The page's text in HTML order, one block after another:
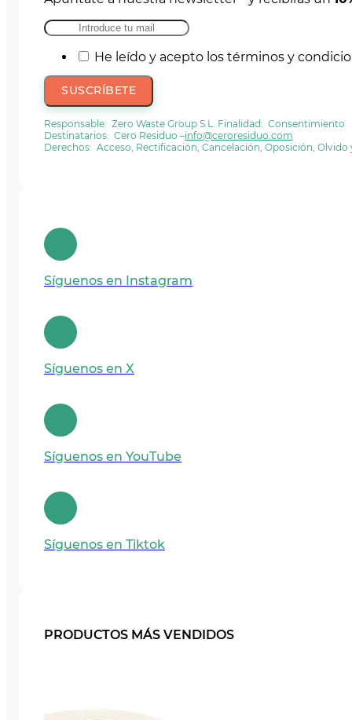
He leído y acepto los términos y
SUSCRÍBETE
Responsable: Zero Waste Group S.L. Finalidad: Consentimiento
Destinatarios: Cero Residuo –info@ceroresiduo.com
Derechos: Acceso, Rectificación, Cancelación, Oposición,
Síguenos en Instagram
Síguenos en X
Síguenos en YouTube
Síguenos en Tiktok
PRODUCTOS MÁS VENDIDOS